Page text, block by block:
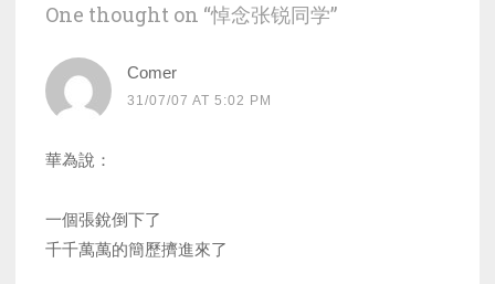
One thought on “悼念张锐同学”
Comer
31/07/07 AT 5:02 PM
華為說：
一個張銳倒下了
千千萬萬的簡歷擠進來了